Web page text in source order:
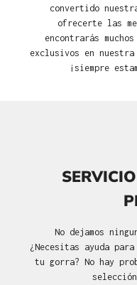
convertido
ofrecerte las
encontrarás
exclusivos en
¡siempre
No dejamos
¿Necesitas ayuda
tu gorra? No hay